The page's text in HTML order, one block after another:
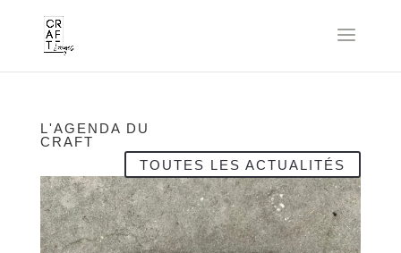
L'AGENDA DU
CRAFT
TOUTES LES ACTUALITÉS